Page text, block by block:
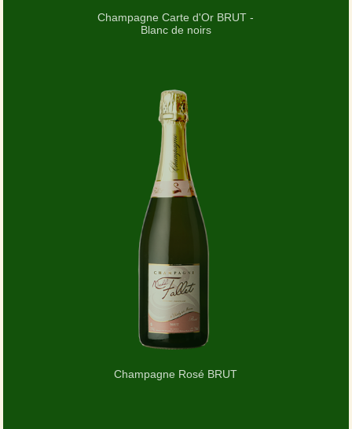
Champagne Carte d'Or BRUT -
Blanc de noirs
Champagne Rosé BRUT